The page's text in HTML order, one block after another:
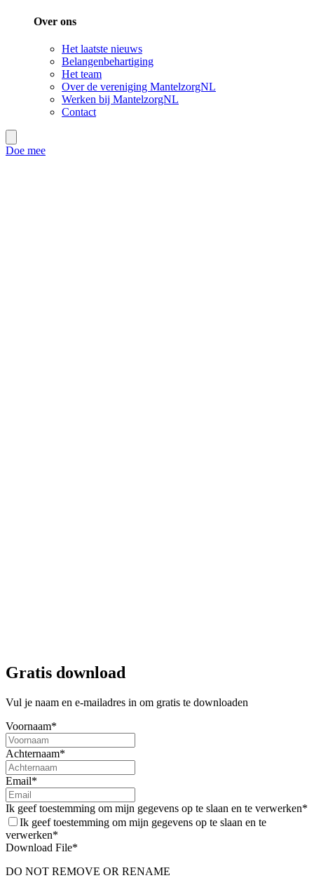
Over ons
Het laatste nieuws
Belangenbehartiging
Het team
Over de vereniging MantelzorgNL
Werken bij MantelzorgNL
Contact
Doe mee
Voorlezen
Praatposter Nu en straks. Wandel er eens over!
De praatposter
vragen om op een ongedwongen moment eens te praten over het
leven en over zorgen voor elkaar. Dit voorkomt verrassingen.
We worden allemaal ouder en blijven langer thuis wonen. Met als
praten er niet snel over. Al helemaal niet als er nog niets aan de hand
Gratis download
Vul je naam en e-mailadres in om gratis te downloaden
Voornaam*
Achternaam*
Email*
Ik geef toestemming om mijn gegevens op te slaan en te verwerken*
Ik geef toestemming om mijn gegevens op te slaan en te
verwerken*
Download File*
DO NOT REMOVE OR RENAME